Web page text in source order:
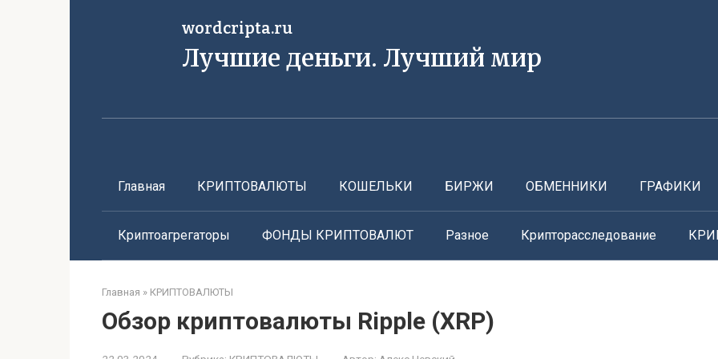
wordcripta.ru
Лучшие деньги. Лучший мир
Главная КРИПТОВАЛЮТЫ КОШЕЛЬКИ БИРЖИ ОБМЕННИКИ ГРАФИКИ
Криптоагрегаторы ФОНДЫ КРИПТОВАЛЮТ Разное Крипторасследование
Главная » КРИПТОВАЛЮТЫ
Обзор криптовалюты Ripple (XRP)